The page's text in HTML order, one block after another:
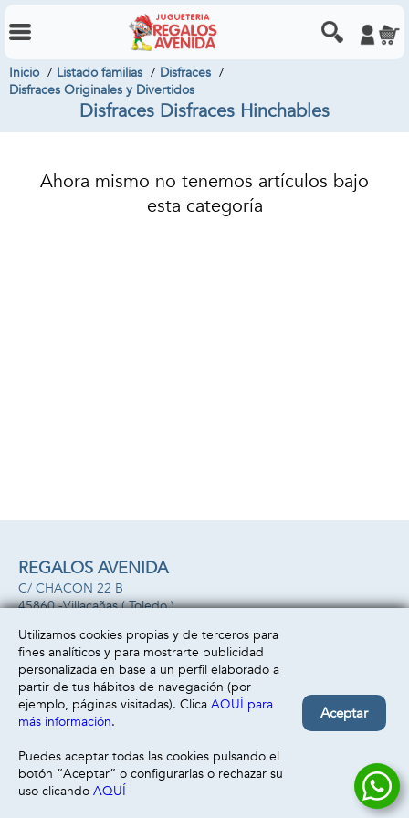
Inicio Listado familias
Disfraces
Disfraces Originales y Divertidos
Disfraces Disfraces Hinchables
Ahora mismo no tenemos artículos bajo
esta categoría
REGALOS AVENIDA
C/ CHACON 22 B
45860 -Villacañas( Toledo )
Información
Aviso legal
Política de privacidad
Política de cookies
Atención al cliente
Envío y devolución
Utilizamos cookies propias y de terceros para
fines analíticos y para mostrarte publicidad
personalizada en base a un perfil elaborado a
partir de tus hábitos de navegación (por
ejemplo, páginas visitadas). Clica AQUÍ para
más información.
Puedes aceptar todas las cookies pulsando el
botón “Aceptar” o configurarlas o rechazar su
uso clicando AQUÍ
Aceptar